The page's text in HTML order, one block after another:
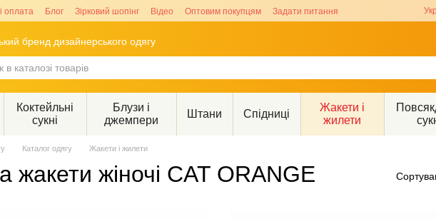
оплата Блог Зірковий шопінг Відео Оптовим покупцям Задати питання Укр
бренд дизайнерського одягу
Коктейльні
сукні
Блузи і
джемпери
Штани Спідниці
Жакети і
жилети
Каталог одягу Жакети і жилети
жіночі CAT ORANGE